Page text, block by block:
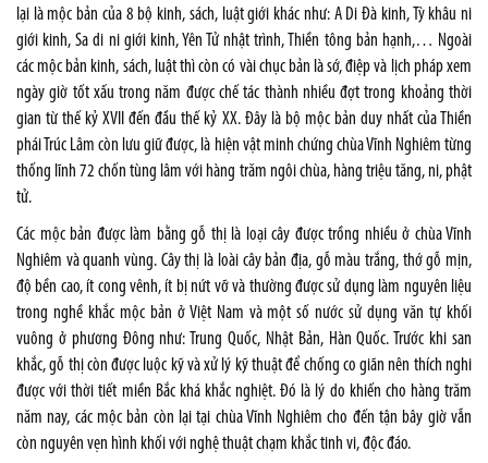
lại là mộc bản của 8 bộ kinh, sách, luật giới khác như: A Di Đà kinh, Tỳ khâu ni
giới kinh, Sa di ni giới kinh, Yên Tử nhật trình, Thiền tông bản hạnh,… Ngoài
các mộc bản kinh, sách, luật thì còn có vài chục bản là sớ, điệp và lịch pháp xem
ngày giờ tốt xấu trong năm được chế tác thành nhiều đợt trong khoảng thời
gian từ thế kỷ XVII đến đầu thế kỷ XX. Đây là bộ mộc bản duy nhất của Thiền
phái Trúc Lâm còn lưu giữ được, là hiện vật minh chứng chùa Vĩnh Nghiêm từng
thống lĩnh 72 chốn tùng lâm với hàng trăm ngôi chùa, hàng triệu tăng, ni, phật
tử.
Các mộc bản được làm bằng gỗ thị là loại cây được trồng nhiều ở chùa Vĩnh
Nghiêm và quanh vùng. Cây thị là loài cây bản địa, gỗ màu trắng, thớ gỗ mịn,
độ bền cao, ít cong vênh, ít bị nứt vỡ và thường được sử dụng làm nguyên liệu
trong nghề khắc mộc bản ở Việt Nam và một số nước sử dụng văn tự khối
vuông ở phương Đông như: Trung Quốc, Nhật Bản, Hàn Quốc. Trước khi san
khắc, gỗ thị còn được luộc kỹ và xử lý kỹ thuật để chống co giãn nên thích nghi
được với thời tiết miền Bắc khá khắc nghiệt. Đó là lý do khiến cho hàng trăm
năm nay, các mộc bản còn lại tại chùa Vĩnh Nghiêm cho đến tận bây giờ vẫn
còn nguyên vẹn hình khối với nghệ thuật chạm khắc tinh vi, độc đáo.